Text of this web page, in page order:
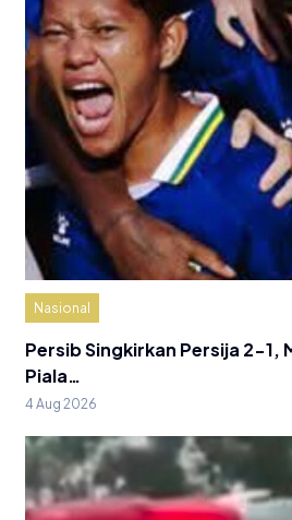
Nasional
Persib Singkirkan Persija 2-1,
Piala…
4 Aug 2026